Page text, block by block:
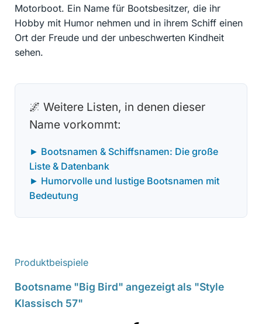
Motorboot. Ein Name für Bootsbesitzer, die ihr
Hobby mit Humor nehmen und in ihrem Schiff einen
Ort der Freude und der unbeschwerten Kindheit
sehen.
🌌 Weitere Listen, in denen dieser
Name vorkommt:
► Bootsnamen & Schiffsnamen: Die große
Liste & Datenbank
► Humorvolle und lustige Bootsnamen mit
Bedeutung
Produktbeispiele
Bootsname "Big Bird" angezeigt als "Style
Klassisch 57"